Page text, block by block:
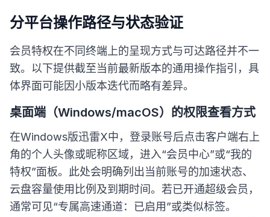
分平台操作路径与状态验证
会员特权在不同终端上的呈现方式与可达路径并不一
致。以下提供截至当前最新版本的通用操作指引，具
体界面可能因小版本迭代而略有差异。
桌面端（Windows/macOS）的权限查看方式
在Windows版迅雷X中，登录账号后点击客户端右上
角的个人头像或昵称区域，进入“会员中心”或“我的
特权”面板。此处会明确列出当前账号的加速状态、
云盘容量使用比例及到期时间。若已开通超级会员，
通常可见“专属高速通道：已启用”或类似标签。